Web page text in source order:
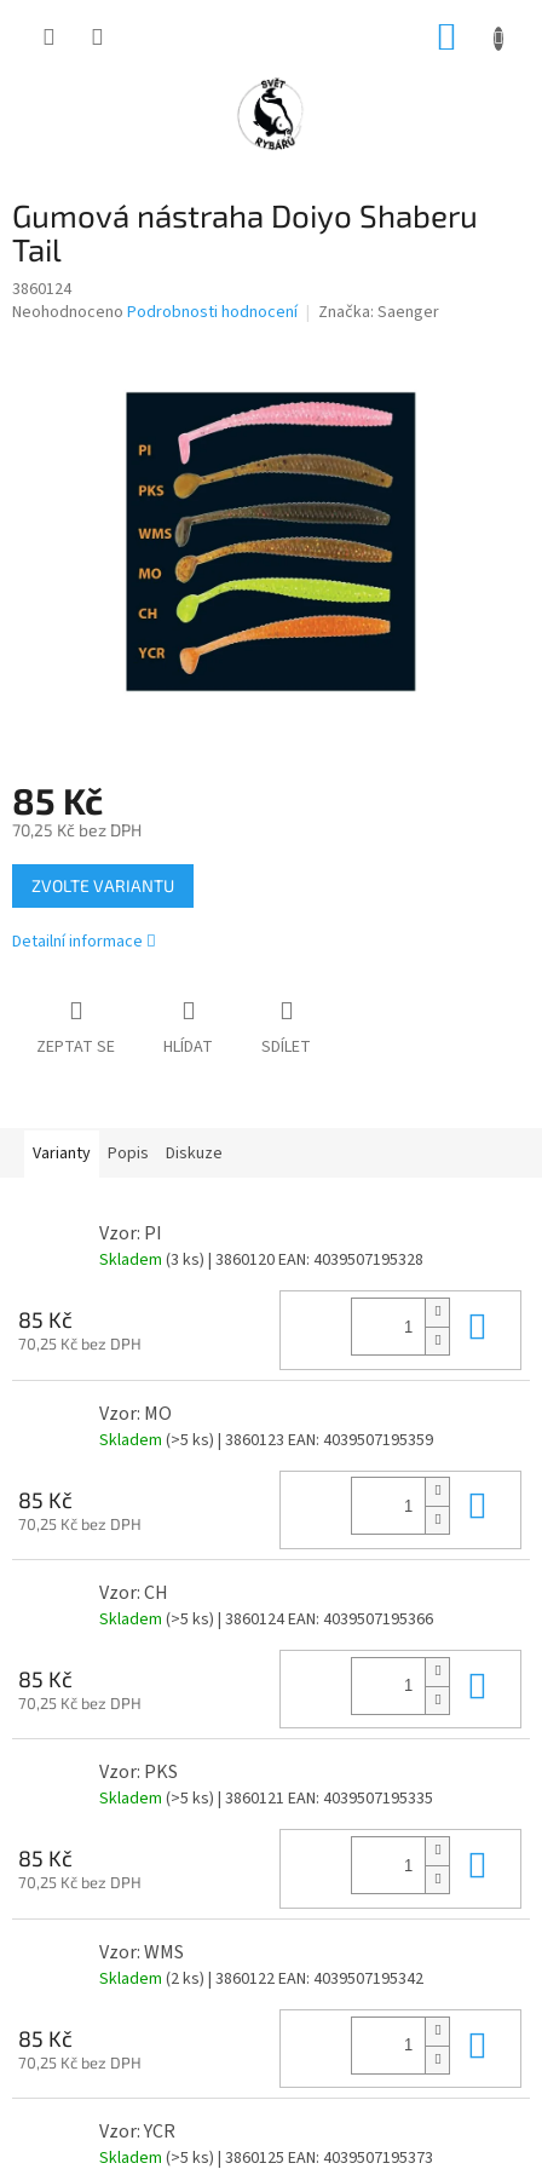
Gumová nástraha Doiyo Shaberu
Tail
3860124
Průměrné
Neohodnoceno Podrobnosti hodnocení Značka: Saenger
85 Kč
70,25 Kč bez DPH
Měrná
cena:
ZVOLTE VARIANTU
Detailní informace
ZEPTAT SE HLÍDAT SDÍLET
Varianty Popis Diskuze
Vzor: PI
Skladem (3 ks) | 3860120EAN: 4039507195328
85 Kč
70,25 Kč bez DPH
Vzor: MO
Skladem (>5 ks) | 3860123 EAN: 4039507195359
85 Kč
70,25 Kč bez DPH
Vzor: CH
Skladem (>5 ks) | 3860124EAN: 4039507195366
85 Kč
70,25 Kč bez DPH
Vzor: PKS
Skladem (>5 ks) | 3860121 EAN: 4039507195335
85 Kč
70,25 Kč bez DPH
Vzor: WMS
Skladem (2 ks) | 3860122EAN: 4039507195342
85 Kč
70,25 Kč bez DPH
Vzor: YCR
Skladem (>5 ks) | 3860125 EAN: 4039507195373